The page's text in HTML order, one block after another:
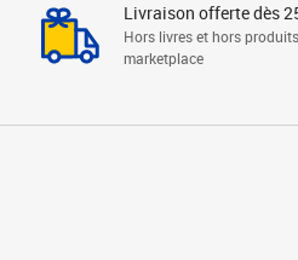
Livraison offerte dès
Hors livres et hors produits
marketplace